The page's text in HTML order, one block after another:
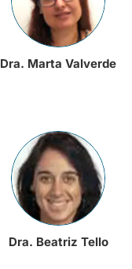
Dra. Marta Valverde
Dra. Beatriz Tello